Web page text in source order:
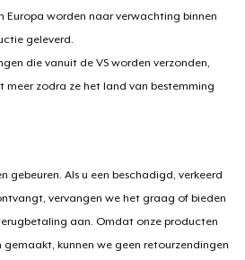
Europa worden naar verwachting binnen
geleverd.
die vanuit de VS worden verzonden,
meer zodra ze het land van bestemming
gebeuren. Als u een beschadigd, verkeerd
vervangen we het graag of bieden
aan. Omdat onze producten
kunnen we geen retourzendingen